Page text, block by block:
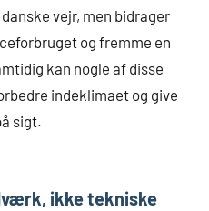
vejr, men bidrager
og fremme en
kan nogle af disse
indeklimaet og give
sigt.
ikke tekniske